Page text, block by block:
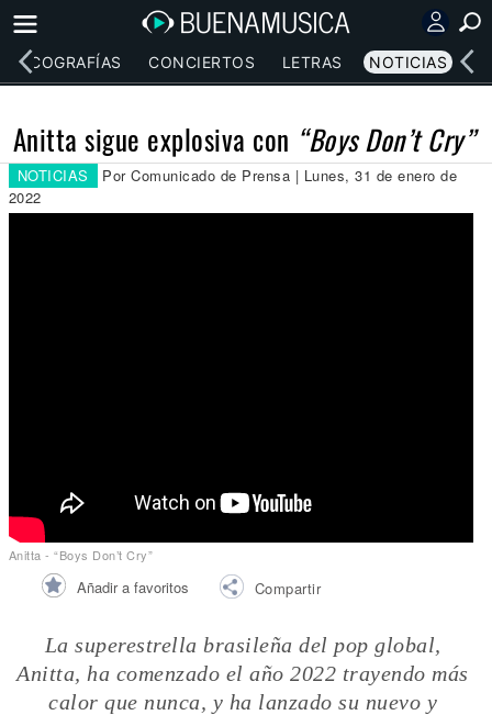
DISCOGRAFÍAS CONCIERTOS LETRAS NOTICIAS
Anitta sigue explosiva con “Boys Don’t Cry”
NOTICIAS
Por Comunicado de Prensa | Lunes, 31 de enero de
2022
Anitta - “Boys Don’t Cry”
Añadir a favoritos Compartir
La superestrella brasileña del pop global,
Anitta, ha comenzado el año 2022 trayendo más
calor que nunca, y ha lanzado su nuevo y